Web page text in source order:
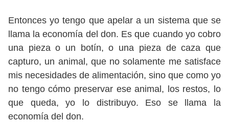
Entonces yo tengo que apelar a un sistema que se
llama la economía del don. Es que cuando yo cobro
una pieza o un botín, o una pieza de caza que
capturo, un animal, que no solamente me satisface
mis necesidades de alimentación, sino que como yo
no tengo cómo preservar ese animal, los restos, lo
que queda, yo lo distribuyo. Eso se llama la
economía del don.